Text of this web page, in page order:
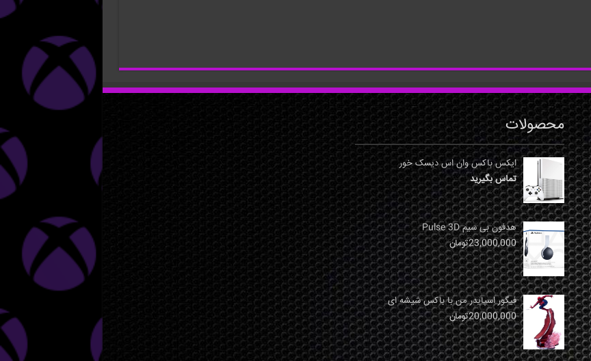
محصولات
ایکس باکس وان اس دیسک خور
تماس بگیرید
هدفون بی سیم Pulse 3D
23,000,000تومان
فیگور اسپایدر من با باکس شیشه ای
20,000,000تومان